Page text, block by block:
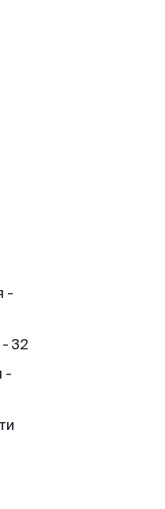
-
32
-